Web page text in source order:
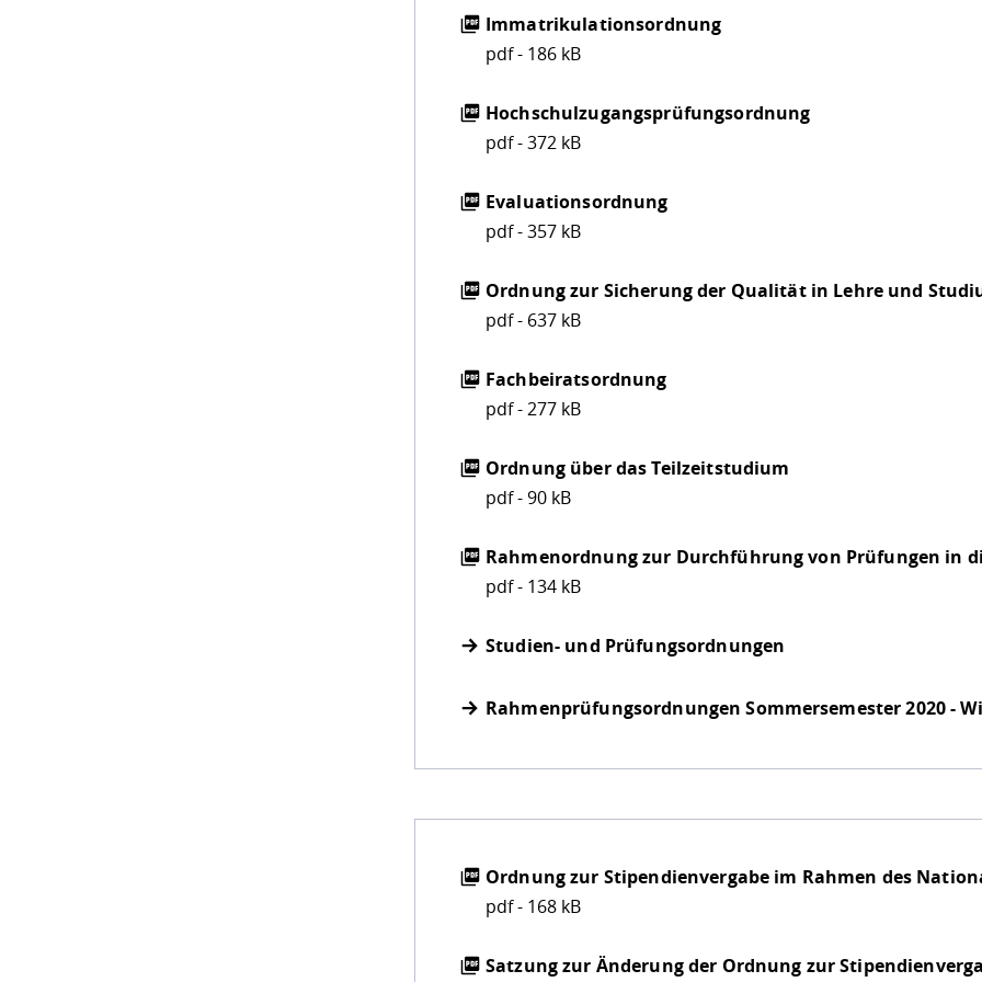
Immatrikulationsordnung
pdf - 186 kB
Hochschulzugangsprüfungsordnung
pdf - 372 kB
Evaluationsordnung
pdf - 357 kB
Ordnung zur Sicherung der Qualität in Lehre und
pdf - 637 kB
Fachbeiratsordnung
pdf - 277 kB
Ordnung über das Teilzeitstudium
pdf - 90 kB
Rahmenordnung zur Durchführung von Prüfungen in
pdf - 134 kB
Studien- und Prüfungsordnungen
Rahmenprüfungsordnungen Sommersemester 2020 -
Ordnung zur Stipendienvergabe im Rahmen des
pdf - 168 kB
Satzung zur Änderung der Ordnung zur